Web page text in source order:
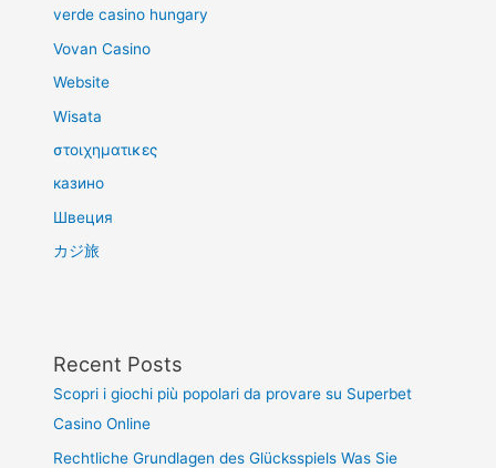
verde casino hungary
Vovan Casino
Website
Wisata
στοιχηματικες
казино
Швеция
カジ旅
Recent Posts
Scopri i giochi più popolari da provare su Superbet
Casino Online
Rechtliche Grundlagen des Glücksspiels Was Sie